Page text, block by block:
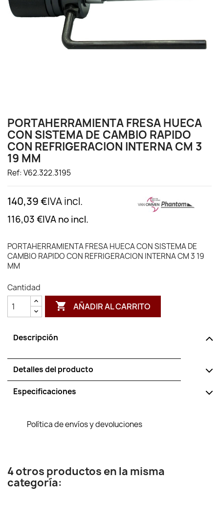
PORTAHERRAMIENTA FRESA HUECA
CON SISTEMA DE CAMBIO RAPIDO
CON REFRIGERACION INTERNA CM 3
19 MM
Ref: V62.322.3195
140,39 €IVA incl.
116,03 €IVA no incl.
PORTAHERRAMIENTA FRESA HUECA CON SISTEMA DE
CAMBIO RAPIDO CON REFRIGERACION INTERNA CM 3 19
MM
Cantidad
 AÑADIR AL CARRITO
Descripción
Detalles del producto
Especificaciones
Política de envíos y devoluciones
4 otros productos en la misma
categoría: